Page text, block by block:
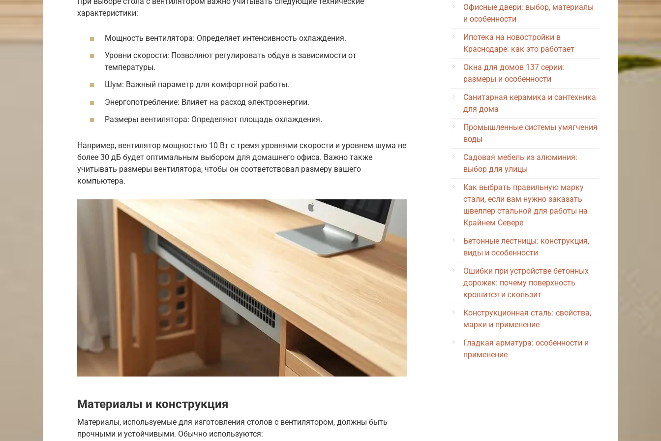
характеристики:
Мощность вентилятора: Определяет интенсивность охлаждения.
Уровни скорости: Позволяют регулировать обдув в зависимости от
температуры.
Шум: Важный параметр для комфортной работы.
Энергопотребление: Влияет на расход электроэнергии.
Размеры вентилятора: Определяют площадь охлаждения.
Например, вентилятор мощностью 10 Вт с тремя уровнями скорости и уровнем шума не
более 30 дБ будет оптимальным выбором для домашнего офиса. Важно также
учитывать размеры вентилятора, чтобы он соответствовал размеру вашего
компьютера.
Материалы и конструкция
Материалы, используемые для изготовления столов с вентилятором, должны быть
прочными и устойчивыми. Обычно используются:
Офисные двери: выбор, материалы
и особенности
Ипотека на новостройки в
Краснодаре: как это работает
Окна для домов 137 серии:
размеры и особенности
Санитарная керамика и сантехника
для дома
Промышленные системы умягчения
воды
Садовая мебель из алюминия:
выбор для улицы
Как выбрать правильную марку
стали, если вам нужно заказать
швеллер стальной для работы на
Крайнем Севере
Бетонные лестницы: конструкция,
виды и особенности
Ошибки при устройстве бетонных
дорожек: почему поверхность
крошится и скользит
Конструкционная сталь: свойства,
марки и применение
Гладкая арматура: особенности и
применение